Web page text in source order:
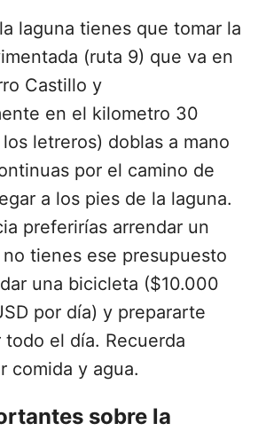
laguna tienes que tomar la
(ruta 9) que va en
Castillo y
en el kilometro 30
letreros) doblas a mano
por el camino de
a los pies de la laguna.
preferirías arrendar un
tienes ese presupuesto
una bicicleta ($10.000
por día) y prepararte
todo el día. Recuerda
comida y agua.
sobre la